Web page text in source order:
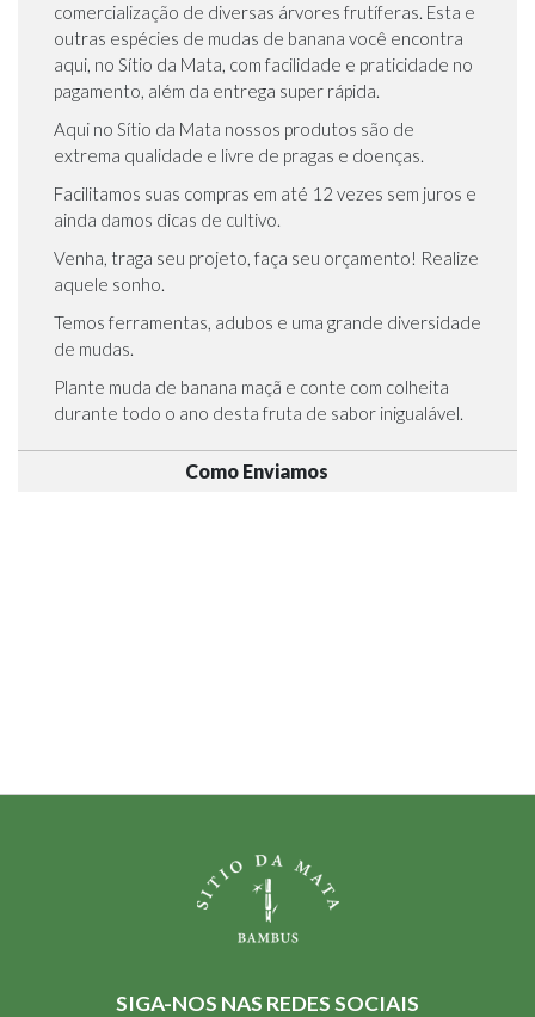
comercialização de diversas árvores frutíferas. Esta e
outras espécies de mudas de banana você encontra
aqui, no Sítio da Mata, com facilidade e praticidade no
pagamento, além da entrega super rápida.
Aqui no Sítio da Mata nossos produtos são de
extrema qualidade e livre de pragas e doenças.
Facilitamos suas compras em até 12 vezes sem juros e
ainda damos dicas de cultivo.
Venha, traga seu projeto, faça seu orçamento! Realize
aquele sonho.
Temos ferramentas, adubos e uma grande diversidade
de mudas.
Plante muda de banana maçã e conte com colheita
durante todo o ano desta fruta de sabor inigualável.
Como Enviamos
SIGA-NOS NAS REDES SOCIAIS